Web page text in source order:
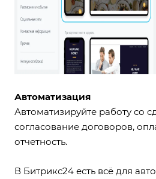
Автоматизация
Автоматизируйте работу со
согласование договоров,
отчетность.
В Битрикс24 есть всё для